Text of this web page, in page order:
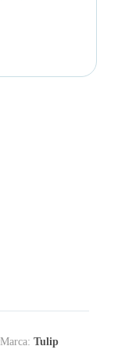
Marca: Tulip